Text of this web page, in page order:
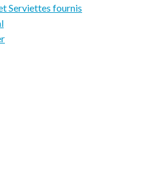
Serviettes fournis